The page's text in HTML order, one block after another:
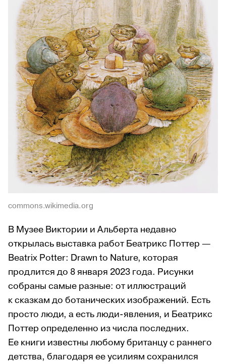
commons.wikimedia.org
В Музее Виктории и Альберта недавно
открылась выставка работ Беатрикс Поттер —
Beatrix Potter: Drawn to Nature, которая
продлится до 8 января 2023 года. Рисунки
собраны самые разные: от иллюстраций
к сказкам до ботанических изображений. Есть
просто люди, а есть люди-явления, и Беатрикс
Поттер определенно из числа последних.
Ее книги известны любому британцу с раннего
детства, благодаря ее усилиям сохранился